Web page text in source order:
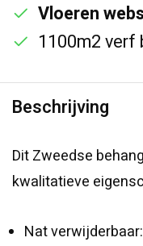
Vloeren
1100m2 verf
Beschrijving
Dit Zweedse
kwalitatieve
Nat